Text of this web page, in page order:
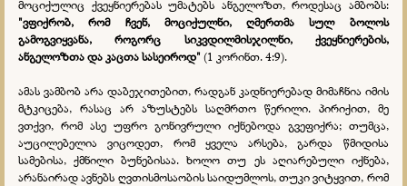
მოციქულიც ქვეყნიერებას უმატებს ანგელოზთ, როდესაც ამბობს:
"ვფიქრობ, რომ ჩვენ, მოციქულნი, ღმერთმა სულ ბოლოს
გამოგვიყვანა, როგორც სიკვდილმისჯილნი, ქვეყნიერების,
ანგელოზთა და კაცთა სასეიროდ" (1 კორინთ. 4:9).
ამას ვამბობ არა დაბეჯითებით, რადგან კადნიერებად მიმაჩნია იმის
მტკიცება, რასაც არ აზუსტებს საღმრთო წერილი. პირიქით, მე
ვთქვი, რომ ასე უფრო გონივრული იქნებოდა გვეფიქრა; თუმცა,
აუცილებელია ვიცოდეთ, რომ ყველა არსება, გარდა წმიდისა
სამებისა, ქმნილი ბუნებისაა. ხოლო თუ ეს აღიარებული იქნება,
არანაირად ავნებს ღვთისმოსაობის საიდუმლოს, თუკი ვიტყვით, რომ